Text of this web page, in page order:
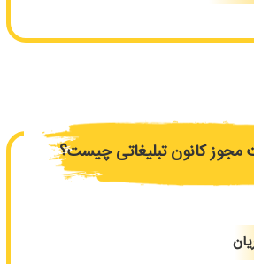
مجوز کانون تبلیغاتی چیست؟